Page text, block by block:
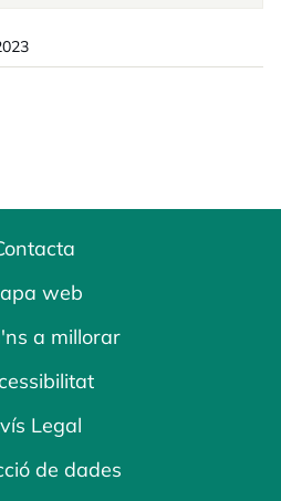
web
a millorar
Legal
de dades